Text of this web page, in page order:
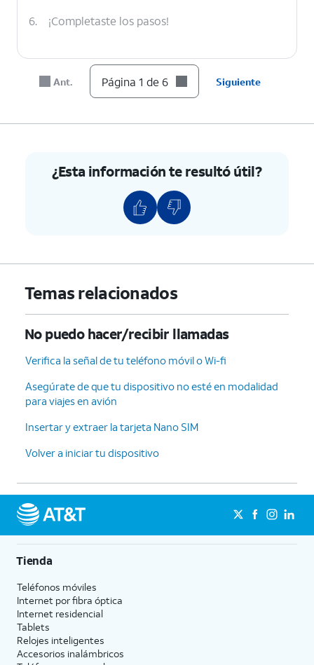
6. ¡Completaste los pasos!
Ant. Página 1 de 6 Siguiente
¿Esta información te resultó útil?
Temas relacionados
No puedo hacer/recibir llamadas
Verifica la señal de tu teléfono móvil o Wi-fi
Asegúrate de que tu dispositivo no esté en modalidad
para viajes en avión
Insertar y extraer la tarjeta Nano SIM
Volver a iniciar tu dispositivo
Tienda
Teléfonos móviles
Internet por fibra óptica
Internet residencial
Tablets
Relojes inteligentes
Accesorios inalámbricos